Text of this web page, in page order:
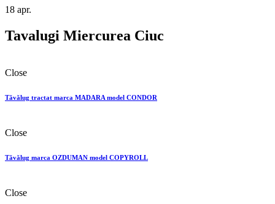
18 apr.
Tavalugi Miercurea Ciuc
Close
Tăvălug tractat marca MADARA model CONDOR
Close
Tăvălug marca OZDUMAN model COPYROLL
Close